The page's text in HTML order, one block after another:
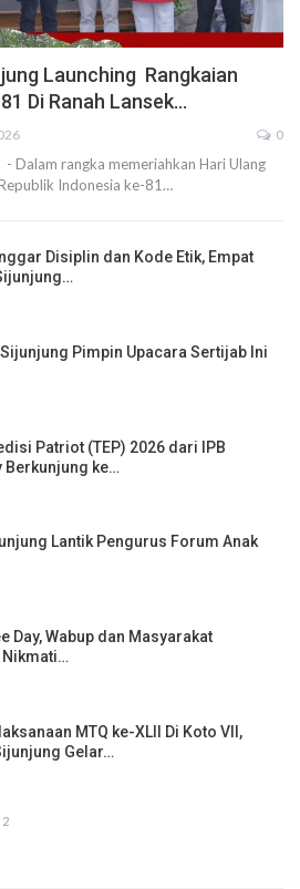
Launching Rangkaian
Di Ranah Lansek…
0
- Dalam rangka memeriahkan Hari Ulang
Indonesia ke-81…
Disiplin dan Kode Etik, Empat
Pimpin Upacara Sertijab Ini
Patriot (TEP) 2026 dari IPB
Berkunjung ke…
Lantik Pengurus Forum Anak
Day, Wabup dan Masyarakat
MTQ ke-XLII Di Koto VII,
Gelar…
2